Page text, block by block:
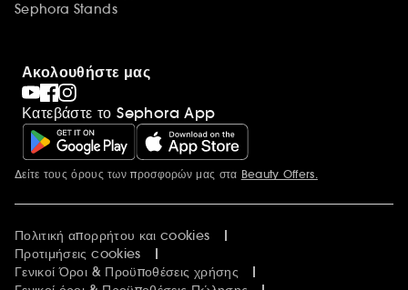
Sephora Stands
Ακολουθήστε μας
Κατεβάστε το Sephora App
Περισσότερες πληροφορίες
Δείτε τους όρους των προσφορών μας στα Beauty Offers.
Πολιτική απορρήτου και cookies
Προτιμήσεις cookies
Γενικοί Όροι & Προϋποθέσεις χρήσης